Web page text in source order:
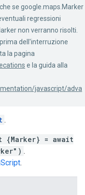
se google.maps.Marker
regressioni
non verranno risolti.
dell'interruzione
la pagina
e la guida alla
javascript/adva
.
{Marker} = await
.
.